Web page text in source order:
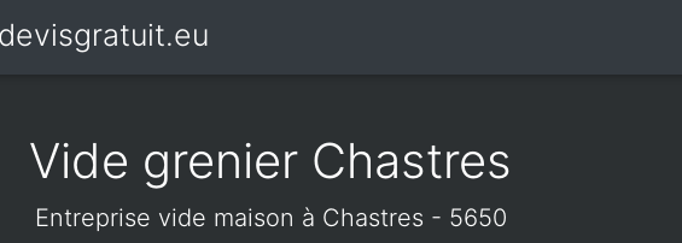
Vide grenier Chastres
Entreprise vide maison à Chastres - 5650